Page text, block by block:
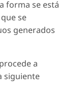
forma se está
se
generados
a
siguiente